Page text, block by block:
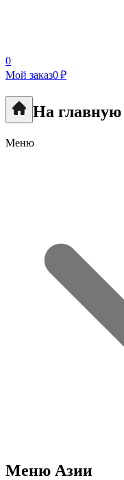
0
Мой заказ0 ₽
На главную
Меню
Меню Азии